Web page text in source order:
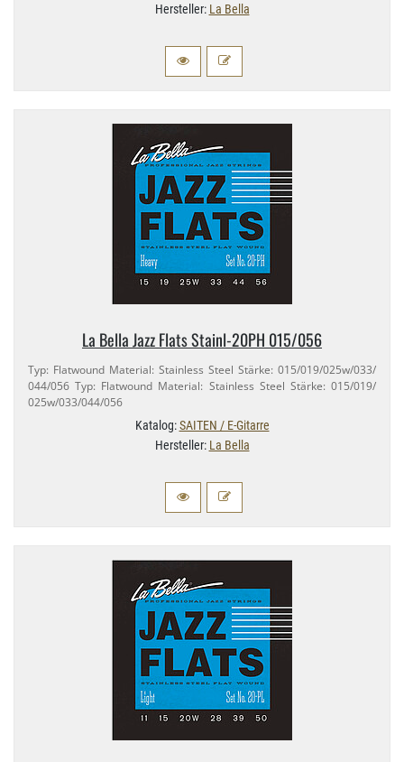
Hersteller: La Bella
La Bella Jazz Flats Stainl-​20PH 015/​056
Typ: Flatwound Material: Stainless Steel Stärke: 015/​019/​025w/​033/​
044/​056 Typ: Flatwound Material: Stainless Steel Stärke: 015/​019/​
025w/​033/​044/​056
Katalog:SAITEN / E-Gitarre
Hersteller: La Bella